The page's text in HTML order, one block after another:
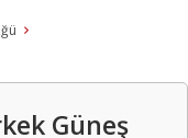
Güneş